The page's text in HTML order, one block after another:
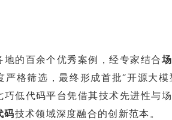
的百余个优秀案例，经专家结合
严格筛选，最终形成首批“开源大
低代码平台凭借其技术先进性与
码技术领域深度融合的创新范本。